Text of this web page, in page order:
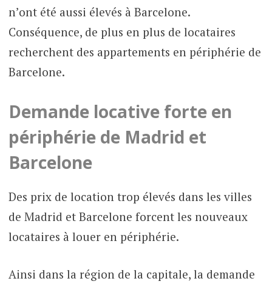
n’ont été aussi élevés à Barcelone.
Conséquence, de plus en plus de locataires
recherchent des appartements en périphérie de
Barcelone.
Demande locative forte en
périphérie de Madrid et
Barcelone
Des prix de location trop élevés dans les villes
de Madrid et Barcelone forcent les nouveaux
locataires à louer en périphérie.
Ainsi dans la région de la capitale, la demande